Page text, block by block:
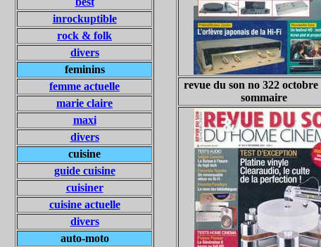
inrockuptible
rock & folk
divers
feminins
femme actuelle
marie claire
maxi
divers
cuisine
guide cuisine
cuisiner
cuisine actuelle
divers
auto-moto
revue du son no 322 octobre
sommaire